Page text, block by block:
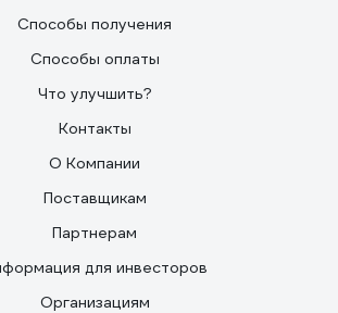
Способы получения
Способы оплаты
Что улучшить?
Контакты
О Компании
Поставщикам
Партнерам
для инвесторов
Организациям